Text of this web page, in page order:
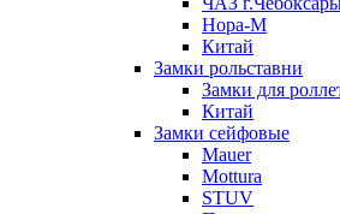
Нора-М
Китай
Замки рольставни
Замки для
Китай
Замки сейфовые
Mauer
Mottura
STUV